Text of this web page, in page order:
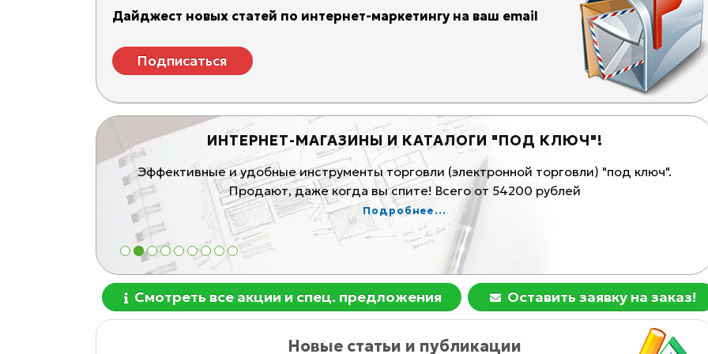
Дайджест новых статей по интернет-маркетингу на ваш email
Подписаться
ИНТЕРНЕТ-МАГАЗИНЫ И КАТАЛОГИ "ПОД КЛЮЧ"!
Эффективные и удобные инструменты торговли (электронной торговли) "под ключ".
Продают, даже когда вы спите! Всего от 54200 рублей
Подробнее...
Смотреть все акции и спец. предложения Оставить заявку на заказ!
Новые статьи и публикации